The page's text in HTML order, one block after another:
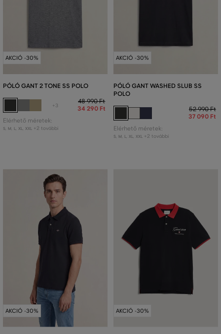
AKCIÓ -30%
PÓLÓ GANT 2 TONE SS POLO
+3
48 990 Ft
34 290 Ft
Elérhető méretek:
S, M L XL XXL +2 további
AKCIÓ -30%
PÓLÓ GANT WASHED SLUB SS
POLO
52 990 Ft
37 090 Ft
Elérhető méretek:
S, M L XL XXL +2 további
AKCIÓ -30% AKCIÓ -30%